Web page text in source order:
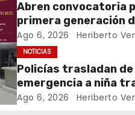
Abren convocatoria
primera generación
Policía Estatal
Penitenciaria
Ago 6, 2026 Heriberto
NOTICIAS
Policías trasladan de
emergencia a niña
picadura de alacrán
Ago 6, 2026 Heriberto